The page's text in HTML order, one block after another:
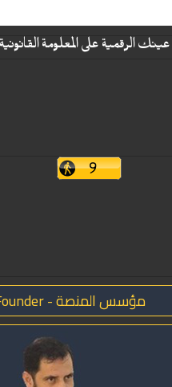
عينك الرقمية على المعلومة القانونية
مؤسس المنصة - The Founder